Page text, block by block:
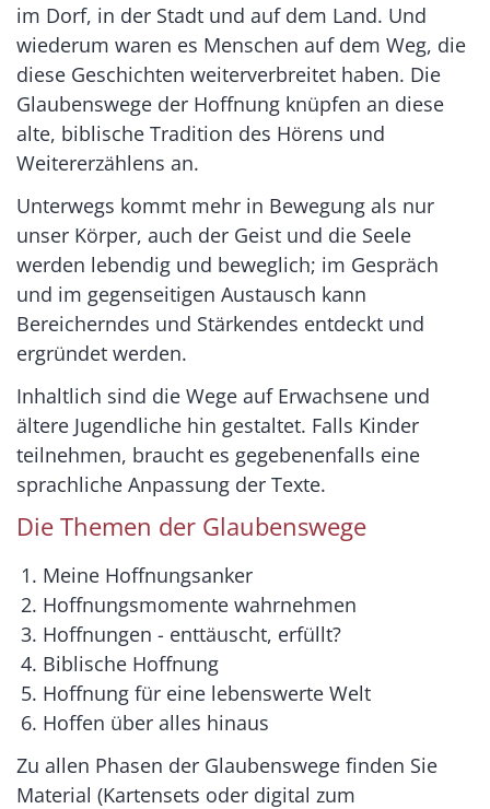
im Dorf, in der Stadt und auf dem Land. Und
wiederum waren es Menschen auf dem Weg, die
diese Geschichten weiterverbreitet haben. Die
Glaubenswege der Hoffnung knüpfen an diese
alte, biblische Tradition des Hörens und
Weitererzählens an.
Unterwegs kommt mehr in Bewegung als nur
unser Körper, auch der Geist und die Seele
werden lebendig und beweglich; im Gespräch
und im gegenseitigen Austausch kann
Bereicherndes und Stärkendes entdeckt und
ergründet werden.
Inhaltlich sind die Wege auf Erwachsene und
ältere Jugendliche hin gestaltet. Falls Kinder
teilnehmen, braucht es gegebenenfalls eine
sprachliche Anpassung der Texte.
Die Themen der Glaubenswege
Meine Hoffnungsanker
Hoffnungsmomente wahrnehmen
Hoffnungen - enttäuscht, erfüllt?
Biblische Hoffnung
Hoffnung für eine lebenswerte Welt
Hoffen über alles hinaus
Zu allen Phasen der Glaubenswege finden Sie
Material (Kartensets oder digital zum